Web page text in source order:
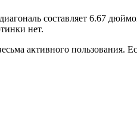
составляет 6.67
нет.
активного пользования.